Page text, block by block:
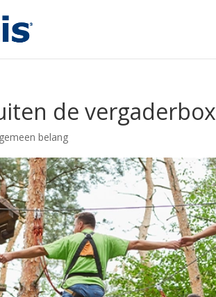
de vergaderbox
belang